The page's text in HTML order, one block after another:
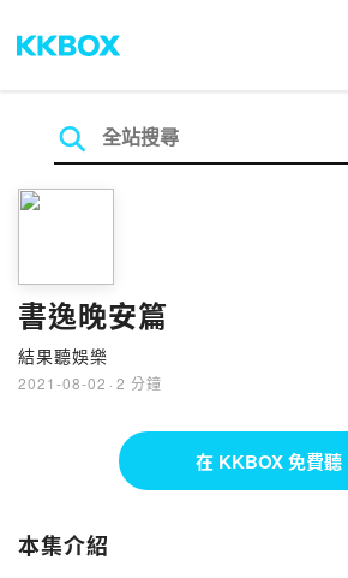
書逸晚安篇
結果聽娛樂
2021-08-02 · 2 分鐘
在 KKBOX 免費聽
本集介紹